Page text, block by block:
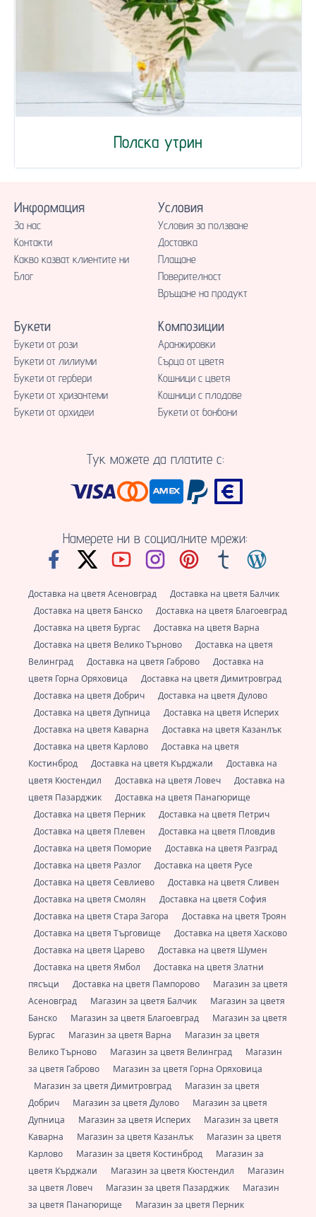
Полска утрин
Информация
За нас
Контакти
Какво казват клиентите ни
Блог
Условия
Условия за ползване
Доставка
Плащане
Поверителност
Връщане на продукт
Букети
Букети от рози
Букети от лилиуми
Букети от гербери
Букети от хризантеми
Букети от орхидеи
Композиции
Аранжировки
Сърца от цветя
Кошници с цветя
Кошници с плодове
Букети от бонбони
Тук можете да платите с:
Намерете ни в социалните мрежи:
Доставка на цветя Асеновград
Доставка на цветя Балчик
Доставка на цветя Банско
Доставка на цветя Благоевград
Доставка на цветя Бургас
Доставка на цветя Варна
Доставка на цветя Велико Търново
Доставка на цветя
Велинград
Доставка на цветя Габрово
Доставка на
цветя Горна Оряховица
Доставка на цветя Димитровград
Доставка на цветя Добрич
Доставка на цветя Дулово
Доставка на цветя Дупница
Доставка на цветя Исперих
Доставка на цветя Каварна
Доставка на цветя Казанлък
Доставка на цветя Карлово
Доставка на цветя
Костинброд
Доставка на цветя Кърджали
Доставка на
цветя Кюстендил
Доставка на цветя Ловеч
Доставка на
цветя Пазарджик
Доставка на цветя Панагюрище
Доставка на цветя Перник
Доставка на цветя Петрич
Доставка на цветя Плевен
Доставка на цветя Пловдив
Доставка на цветя Поморие
Доставка на цветя Разград
Доставка на цветя Разлог
Доставка на цветя Русе
Доставка на цветя Севлиево
Доставка на цветя Сливен
Доставка на цветя Смолян
Доставка на цветя София
Доставка на цветя Стара Загора
Доставка на цветя Троян
Доставка на цветя Търговище
Доставка на цветя Хасково
Доставка на цветя Царево
Доставка на цветя Шумен
Доставка на цветя Ямбол
Доставка на цветя Златни
пясъци
Доставка на цветя Пампорово
Магазин за цветя
Асеновград
Магазин за цветя Балчик
Магазин за цветя
Банско
Магазин за цветя Благоевград
Магазин за цветя
Бургас
Магазин за цветя Варна
Магазин за цветя
Велико Търново
Магазин за цветя Велинград
Магазин
за цветя Габрово
Магазин за цветя Горна Оряховица
Магазин за цветя Димитровград
Магазин за цветя
Добрич
Магазин за цветя Дулово
Магазин за цветя
Дупница
Магазин за цветя Исперих
Магазин за цветя
Каварна
Магазин за цветя Казанлък
Магазин за цветя
Карлово
Магазин за цветя Костинброд
Магазин за
цветя Кърджали
Магазин за цветя Кюстендил
Магазин
за цветя Ловеч
Магазин за цветя Пазарджик
Магазин
за цветя Панагюрище
Магазин за цветя Перник